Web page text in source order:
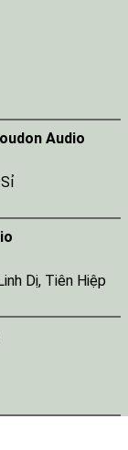
Audio
Dị, Tiên Hiệp